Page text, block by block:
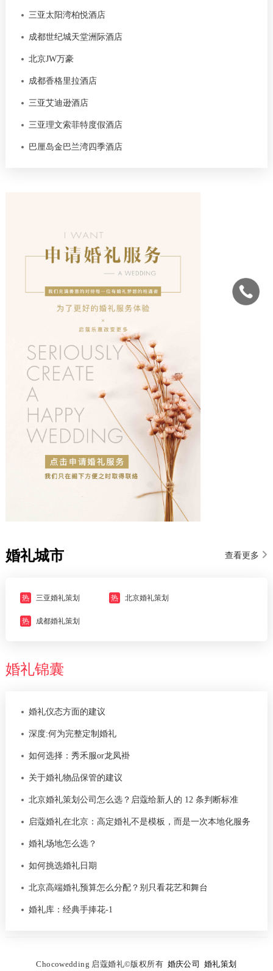
三亚太阳湾柏悦酒店
成都世纪城天堂洲际酒店
北京JW万豪
成都香格里拉酒店
三亚艾迪逊酒店
三亚理文索菲特度假酒店
巴厘岛金巴兰湾四季酒店
婚礼城市 查看更多
热 三亚婚礼策划 热 北京婚礼策划
热 成都婚礼策划
婚礼锦囊
婚礼仪态方面的建议
深度:何为完整定制婚礼
如何选择：秀禾服or龙凤褂
关于婚礼物品保管的建议
北京婚礼策划公司怎么选？启蔻给新人的 12 条判断标准
启蔻婚礼在北京：高定婚礼不是模板，而是一次本地化服务
婚礼场地怎么选？
如何挑选婚礼日期
北京高端婚礼预算怎么分配？别只看花艺和舞台
婚礼库：经典手捧花-1
Chocowedding 启蔻婚礼©版权所有 婚庆公司 婚礼策划